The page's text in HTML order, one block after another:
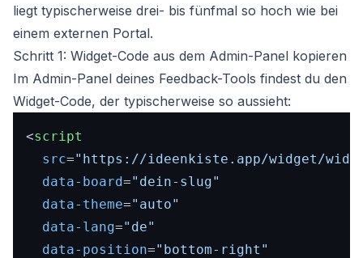
liegt typischerweise drei- bis fünfmal so hoch wie bei
einem externen Portal.
Schritt 1: Widget-Code aus dem Admin-Panel kopieren
Im Admin-Panel deines Feedback-Tools findest du den
Widget-Code, der typischerweise so aussieht:
<script
src="https://ideenkiste.app/widget/
data-board="dein-slug"
data-theme="auto"
data-lang="de"
data-position="bottom-right"